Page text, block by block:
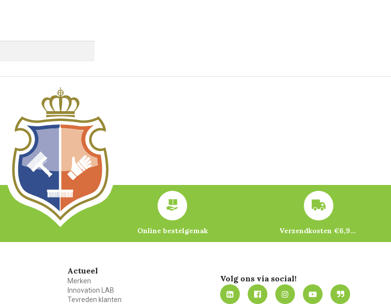
Online bestelgemak Verzendkosten €6,95 – gratis bij je eerste bestelling vanaf €200
Actueel
Merken
Innovation LAB
Tevreden klanten
Volg ons via social!